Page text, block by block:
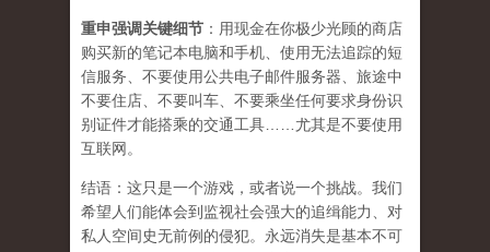
重申强调关键细节 ：用现金在你极少光顾的商店
购买新的笔记本电脑和手机、使用无法追踪的短
信服务、不要使用公共电子邮件服务器、旅途中
不要住店、不要叫车、不要乘坐任何要求身份识
别证件才能搭乘的交通工具……尤其是不要使用
互联网。
结语：这只是一个游戏，或者说一个挑战。我们
希望人们能体会到监视社会强大的追缉能力、对
私人空间史无前例的侵犯。永远消失是基本不可